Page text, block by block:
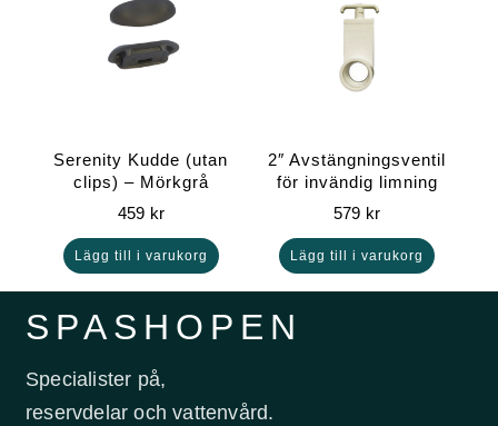
Serenity Kudde (utan
clips) – Mörkgrå
459 kr
Lägg till i varukorg
2″ Avstängningsventil
för invändig limning
579 kr
Lägg till i varukorg
SPASHOPEN
Specialister på,
reservdelar och vattenvård.